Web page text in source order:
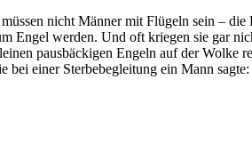
nicht Männer mit Flügeln sein –
Engel werden. Und oft kriegen sie gar
pausbäckigen Engeln auf der Wolke
einer Sterbebegleitung ein Mann